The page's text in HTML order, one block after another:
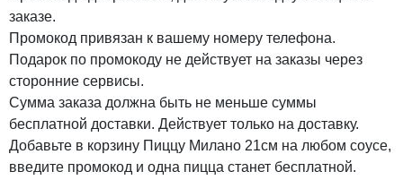
заказе.
Промокод привязан к вашему номеру телефона.
Подарок по промокоду не действует на заказы через
сторонние сервисы.
Сумма заказа должна быть не меньше суммы
бесплатной доставки. Действует только на доставку.
Добавьте в корзину Пиццу Милано 21см на любом соусе,
введите промокод и одна пицца станет бесплатной.